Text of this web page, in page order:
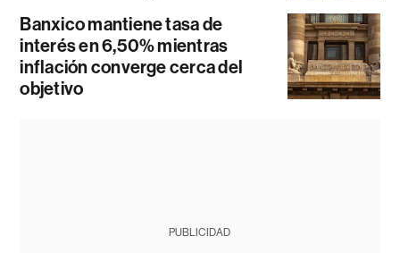
Banxico mantiene tasa de
interés en 6,50% mientras
inflación converge cerca del
objetivo
PUBLICIDAD